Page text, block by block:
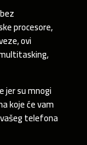
procesore,
ovi
jer su mnogi
koje će vam
telefona